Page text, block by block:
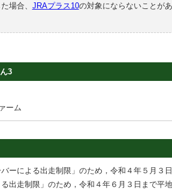
場合、 JRAプラス10の対象にならないことがあ
3
ーム
ーによる出走制限」のため，令和４年５月３
出走制限」のため，令和４年６月３日まで平地